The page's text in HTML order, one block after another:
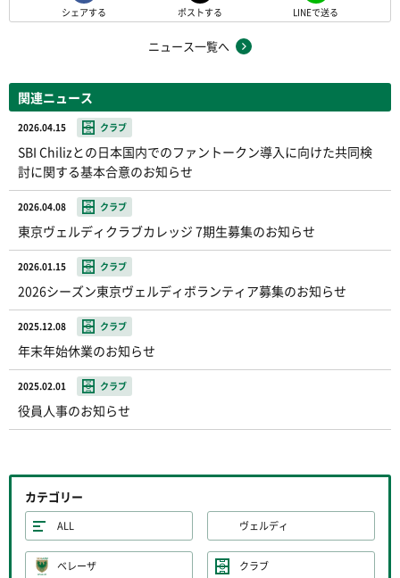
シェアする ポストする LINEで送る
ニュース一覧へ
関連ニュース
2026.04.15 クラブ
SBI Chilizとの日本国内でのファントークン導入に向けた共同検
討に関する基本合意のお知らせ
2026.04.08 クラブ
東京ヴェルディクラブカレッジ 7期生募集のお知らせ
2026.01.15 クラブ
2026シーズン東京ヴェルディボランティア募集のお知らせ
2025.12.08 クラブ
年末年始休業のお知らせ
2025.02.01 クラブ
役員人事のお知らせ
カテゴリー
ALL ヴェルディ
ベレーザ クラブ